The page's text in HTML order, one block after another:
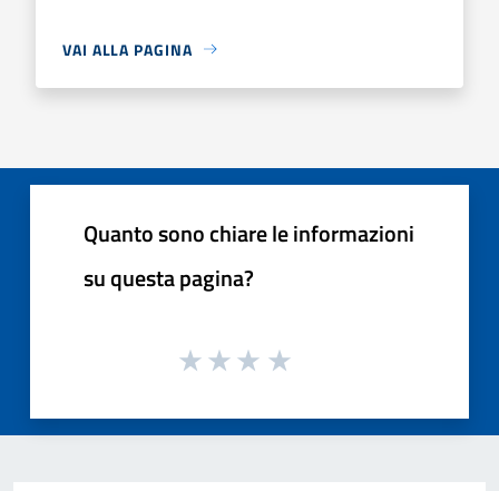
VAI ALLA PAGINA
Quanto sono chiare le informazioni
su questa pagina?